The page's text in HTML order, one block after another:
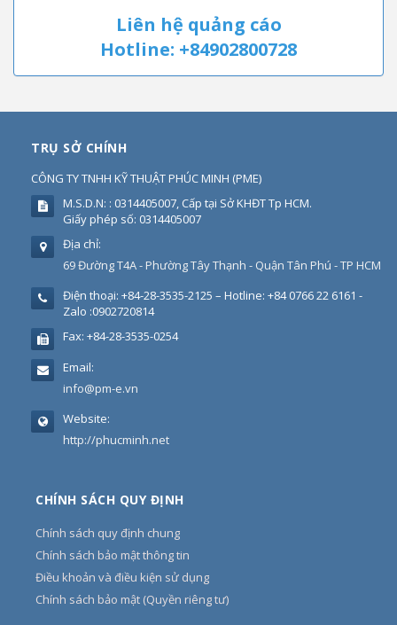
Liên hệ quảng cáo
Hotline: +84902800728
TRỤ SỞ CHÍNH
CÔNG TY TNHH KỸ THUẬT PHÚC MINH (PME)
M.S.D.N: : 0314405007, Cấp tại Sở KHĐT Tp HCM.
Giấy phép số: 0314405007
Địa chỉ:
69 Đường T4A - Phường Tây Thạnh - Quận Tân Phú - TP HCM
Điện thoại: +84-28-3535-2125 – Hotline: +84 0766 22 6161 -
Zalo :0902720814
Fax: +84-28-3535-0254
Email:
info@pm-e.vn
Website:
http://phucminh.net
CHÍNH SÁCH QUY ĐỊNH
Chính sách quy định chung
Chính sách bảo mật thông tin
Điều khoản và điều kiện sử dụng
Chính sách bảo mật (Quyền riêng tư)